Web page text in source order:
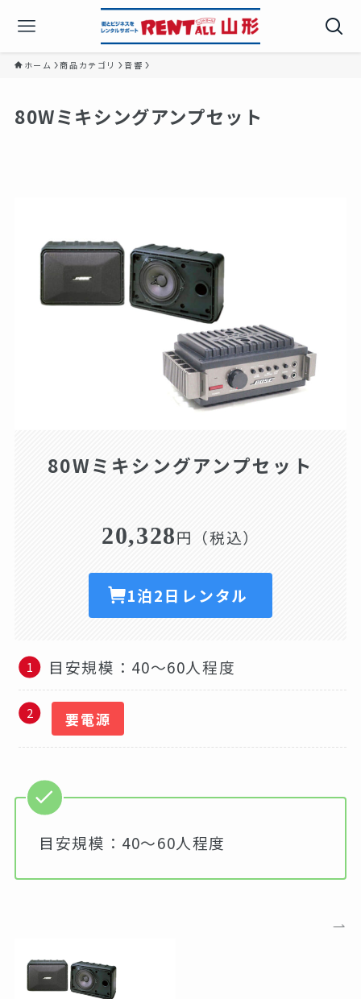
ホーム 商品カテゴリ 音響
80Wミキシングアンプセット
80Wミキシングアンプセット
20,328円（税込）
1泊2日レンタル
目安規模：40～60人程度
要電源
目安規模：40～60人程度